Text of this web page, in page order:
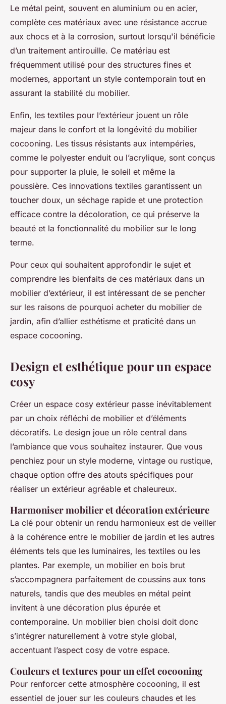
Le métal peint, souvent en aluminium ou en acier,
complète ces matériaux avec une résistance accrue
aux chocs et à la corrosion, surtout lorsqu'il bénéficie
d’un traitement antirouille. Ce matériau est
fréquemment utilisé pour des structures fines et
modernes, apportant un style contemporain tout en
assurant la stabilité du mobilier.
Enfin, les textiles pour l’extérieur jouent un rôle
majeur dans le confort et la longévité du mobilier
cocooning. Les tissus résistants aux intempéries,
comme le polyester enduit ou l’acrylique, sont conçus
pour supporter la pluie, le soleil et même la
poussière. Ces innovations textiles garantissent un
toucher doux, un séchage rapide et une protection
efficace contre la décoloration, ce qui préserve la
beauté et la fonctionnalité du mobilier sur le long
terme.
Pour ceux qui souhaitent approfondir le sujet et
comprendre les bienfaits de ces matériaux dans un
mobilier d’extérieur, il est intéressant de se pencher
sur les raisons de pourquoi acheter du mobilier de
jardin, afin d’allier esthétisme et praticité dans un
espace cocooning.
Design et esthétique pour un espace
cosy
Créer un espace cosy extérieur passe inévitablement
par un choix réfléchi de mobilier et d’éléments
décoratifs. Le design joue un rôle central dans
l’ambiance que vous souhaitez instaurer. Que vous
penchiez pour un style moderne, vintage ou rustique,
chaque option offre des atouts spécifiques pour
réaliser un extérieur agréable et chaleureux.
Harmoniser mobilier et décoration extérieure
La clé pour obtenir un rendu harmonieux est de veiller
à la cohérence entre le mobilier de jardin et les autres
éléments tels que les luminaires, les textiles ou les
plantes. Par exemple, un mobilier en bois brut
s’accompagnera parfaitement de coussins aux tons
naturels, tandis que des meubles en métal peint
invitent à une décoration plus épurée et
contemporaine. Un mobilier bien choisi doit donc
s’intégrer naturellement à votre style global,
accentuant l’aspect cosy de votre espace.
Couleurs et textures pour un effet cocooning
Pour renforcer cette atmosphère cocooning, il est
essentiel de jouer sur les couleurs chaudes et les